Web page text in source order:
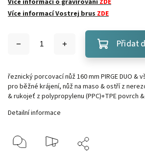
Více informací o gravírováníZDE
Více informací Vostrej brusZDE
Přidat
řeznický porcovací nůž 160 mm PIRGE DUO &
pro běžné krájení, nůž na maso & ostří z
& rukojeť z polypropylenu (PPC)+TPE povrch
Detailní informace